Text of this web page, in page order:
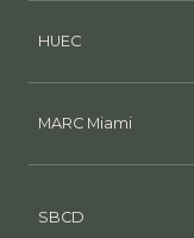
HUEC
MARC Miami
SBCD